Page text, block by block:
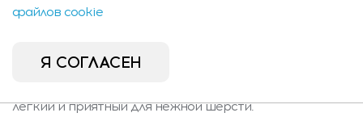
черного цвета, восхищает своей элегантностью и
легкий и приятный для нежной шерсти.
файлов cookie
Я СОГЛАСЕН